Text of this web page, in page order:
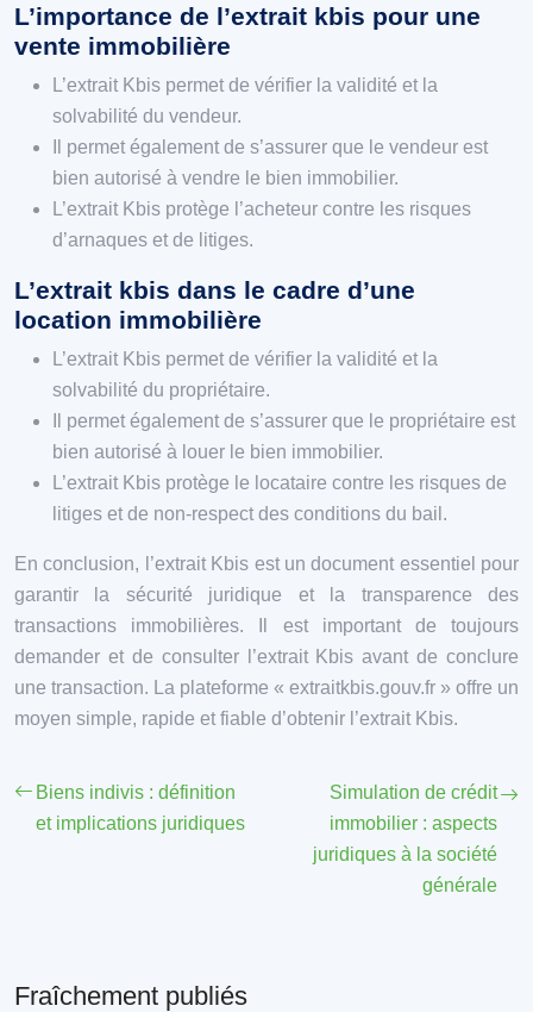
L’importance de l’extrait kbis pour une
vente immobilière
L’extrait Kbis permet de vérifier la validité et la
solvabilité du vendeur.
Il permet également de s’assurer que le vendeur est
bien autorisé à vendre le bien immobilier.
L’extrait Kbis protège l’acheteur contre les risques
d’arnaques et de litiges.
L’extrait kbis dans le cadre d’une
location immobilière
L’extrait Kbis permet de vérifier la validité et la
solvabilité du propriétaire.
Il permet également de s’assurer que le propriétaire est
bien autorisé à louer le bien immobilier.
L’extrait Kbis protège le locataire contre les risques de
litiges et de non-respect des conditions du bail.
En conclusion, l’extrait Kbis est un document essentiel pour
garantir la sécurité juridique et la transparence des
transactions immobilières. Il est important de toujours
demander et de consulter l’extrait Kbis avant de conclure
une transaction. La plateforme « extraitkbis.gouv.fr » offre un
moyen simple, rapide et fiable d’obtenir l’extrait Kbis.
Biens indivis : définition
et implications juridiques
Simulation de crédit
immobilier : aspects
juridiques à la société
générale
Fraîchement publiés